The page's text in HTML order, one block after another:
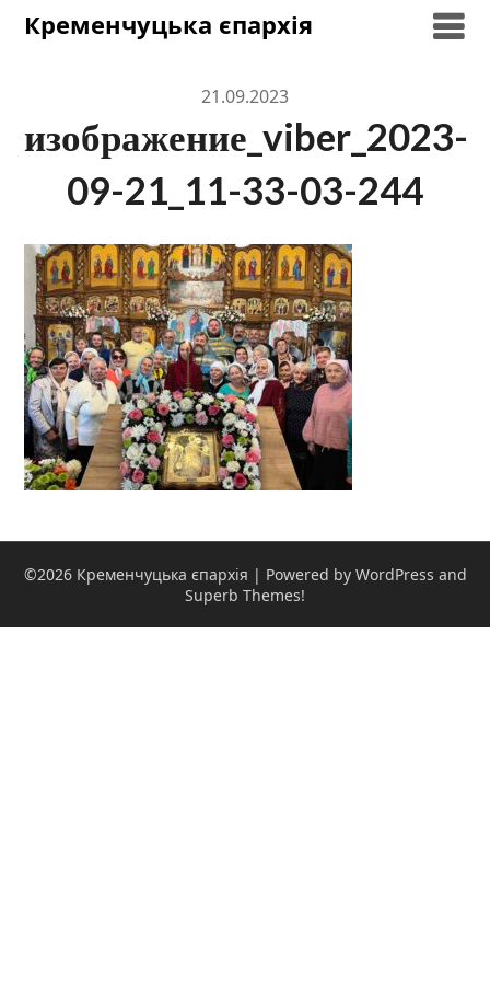
SkipКременчуцька єпархія
21.09.2023
изображение_viber_2023-
09-21_11-33-03-244
©2026 Кременчуцька єпархія | Powered by WordPress and
Superb Themes!